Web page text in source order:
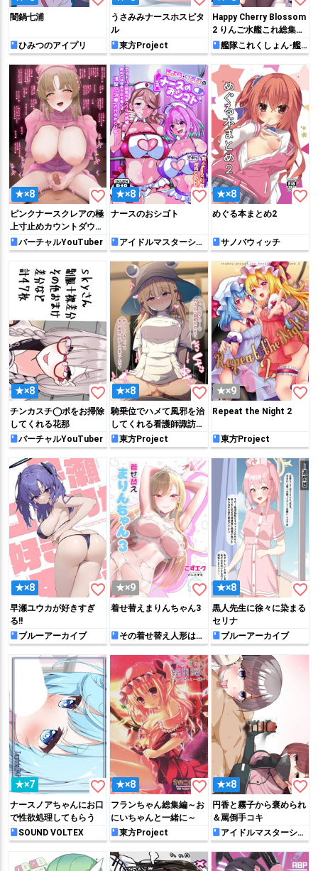
闇鍋七浦
ひみつのアイプリ
うさみみナースホスピタ
ル
東方Project
Happy Cherry Blossom
2 りんご水艦これ総集編
2 艦隊これくしょん-艦
これ-
★×8 favorite_border
ピンクナースクレアの極
上寸止めカウントダウン
お精子調査❤
バーチャルYouTuber
★×8 favorite_border
ナースのおシゴト
アイドルマスターシン
デレラガールズ
★×8 favorite_border
めぐる本まとめ2
サノバウィッチ
★×8 favorite_border
チンカスチ◯ポをお掃除
してくれる花那
バーチャルYouTuber
★×8 favorite_border
騎乗位でハメて風邪を治
してくれる看護師諏訪子
ちゃん
東方Project
★×9 favorite_border
Repeat the Night 2
東方Project
★×8 favorite_border
早瀬ユウカが好きすぎ
る!!
ブルーアーカイブ
★×9 favorite_border
着せ替えまりんちゃん3
その着せ替え人形は恋
をする
★×8 favorite_border
黒人先生に徐々に染まる
セリナ
ブルーアーカイブ
★×7 favorite_border
ナースノアちゃんにお口
で性欲処理してもらう
SOUND VOLTEX
★×8 favorite_border
フランちゃん総集編～お
にいちゃんと一緒に～
東方Project
★×8 favorite_border
円香と霧子から褒められ
＆罵倒手コキ
アイドルマスターシャ
イニーカラーズ